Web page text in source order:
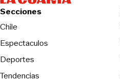
Secciones
Chile
Espectaculos
Deportes
Tendencias